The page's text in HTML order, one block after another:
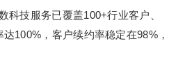
科技服务已覆盖100+行业客户、
100%，客户续约率稳定在98%，